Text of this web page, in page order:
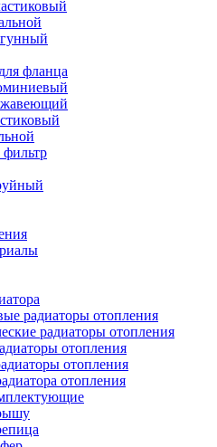
фланца
радиаторы отопления
радиаторы отопления
отопления
отопления
отопления